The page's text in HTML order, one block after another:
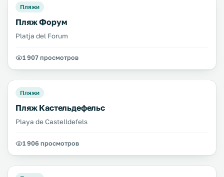
Пляжи
Пляж Форум
Platja del Forum
1 907 просмотров
Пляжи
Пляж Кастельдефельс
Playa de Castelldefels
1 906 просмотров